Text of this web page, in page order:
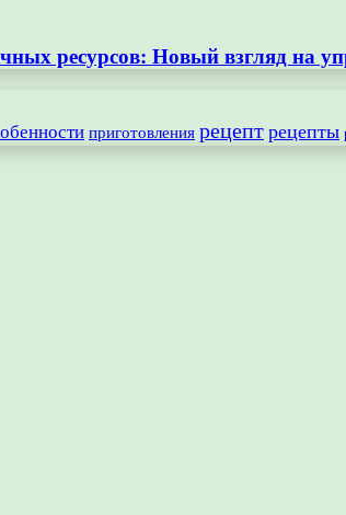
ресурсов: Новый взгляд на
приготовления рецепт рецепты